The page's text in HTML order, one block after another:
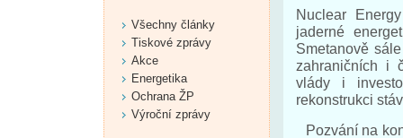
Nuclear
jaderné
Smetanově
zahraničních i
vlády i
rekonstrukci
Pozvání na
Všechny články
Tiskové zprávy
Akce
Energetika
Ochrana ŽP
Výroční zprávy